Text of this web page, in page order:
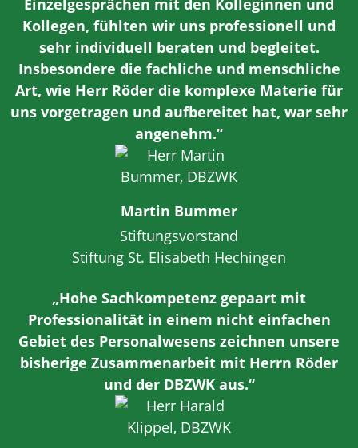
Einzelgesprächen mit den Kolleginnen und
Kollegen, fühlten wir uns professionell und
sehr individuell beraten und begleitet.
Insbesondere die fachliche und menschliche
Art, wie Herr Röder die komplexe Materie für
uns vorgetragen und aufbereitet hat, war sehr
angenehm.“
Martin Bummer
Stiftungsvorstand
Stiftung St. Elisabeth Hechingen
„Hohe Sachkompetenz gepaart mit
Professionalität in einem nicht einfachen
Gebiet des Personalwesens zeichnen unsere
bisherige Zusammenarbeit mit Herrn Röder
und der DBZWK aus.“